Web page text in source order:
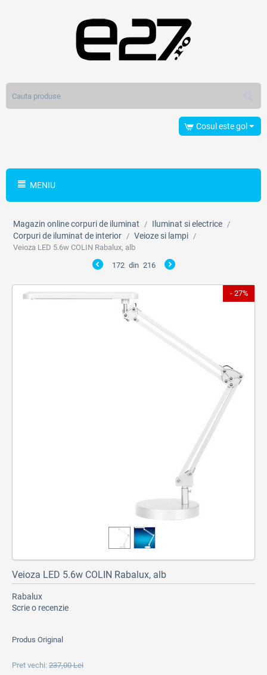
Cosul este gol
MENIU
Magazin online corpuri de iluminat / Iluminat si electrice /
Corpuri de iluminat de interior / Veioze si lampi /
Veioza LED 5.6w COLIN Rabalux, alb
172 din 216
- 27%
Veioza LED 5.6w COLIN Rabalux, alb
Rabalux
Scrie o recenzie
Produs Original
Pret vechi: 237,00 Lei